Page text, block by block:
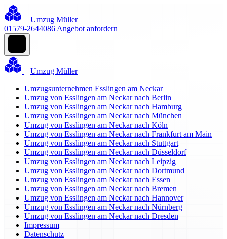
Umzug Müller
01579-2644086 Angebot anfordern
Umzug Müller
Umzugsunternehmen Esslingen am Neckar
Umzug von Esslingen am Neckar nach Berlin
Umzug von Esslingen am Neckar nach Hamburg
Umzug von Esslingen am Neckar nach München
Umzug von Esslingen am Neckar nach Köln
Umzug von Esslingen am Neckar nach Frankfurt am Main
Umzug von Esslingen am Neckar nach Stuttgart
Umzug von Esslingen am Neckar nach Düsseldorf
Umzug von Esslingen am Neckar nach Leipzig
Umzug von Esslingen am Neckar nach Dortmund
Umzug von Esslingen am Neckar nach Essen
Umzug von Esslingen am Neckar nach Bremen
Umzug von Esslingen am Neckar nach Hannover
Umzug von Esslingen am Neckar nach Nürnberg
Umzug von Esslingen am Neckar nach Dresden
Impressum
Datenschutz